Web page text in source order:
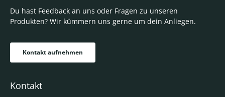
Du hast Feedback an uns oder Fragen zu unseren
Produkten? Wir kümmern uns gerne um dein Anliegen.
Kontakt aufnehmen
Kontakt